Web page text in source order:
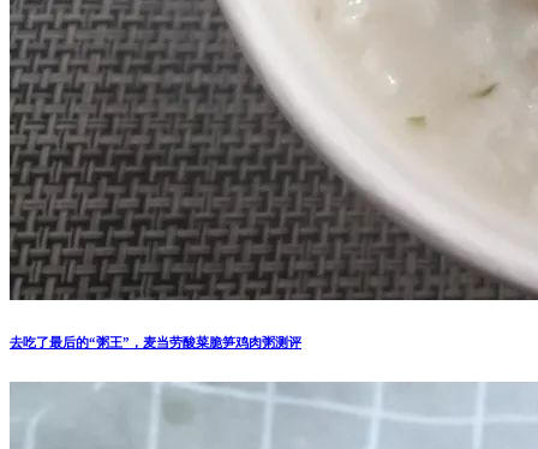
去吃了最后的“粥王”，麦当劳酸菜脆笋鸡肉粥测评